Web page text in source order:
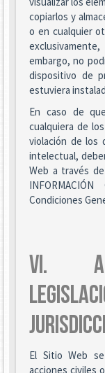
copiarlos y
o en cualquier
embargo, no
dispositivo de
estuviera
En caso de
cualquiera de
violación de los
intelectual,
Web a través
Condiciones
VI.
El Sitio Web
acciones civiles